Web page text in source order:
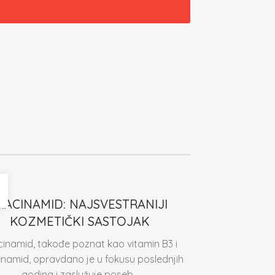
NAJSVESTRANIJI
KOZMETIČKI SASTOJAK
takođe poznat kao vitamin B3 i
opravdano je u fokusu poslednjih